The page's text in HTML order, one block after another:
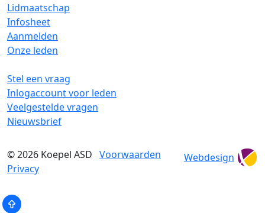
Lidmaatschap
Infosheet
Aanmelden
Onze leden
Stel een vraag
Inlogaccount voor leden
Veelgestelde vragen
Nieuwsbrief
© 2026 Koepel ASD Voorwaarden
Privacy
Webdesign